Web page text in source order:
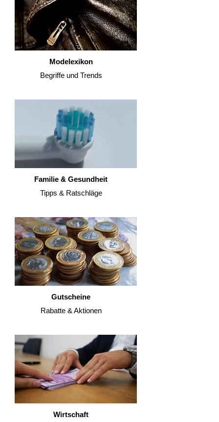
Modelexikon
Begriffe und Trends
Familie & Gesundheit
Tipps & Ratschläge
Gutscheine
Rabatte & Aktionen
Wirtschaft